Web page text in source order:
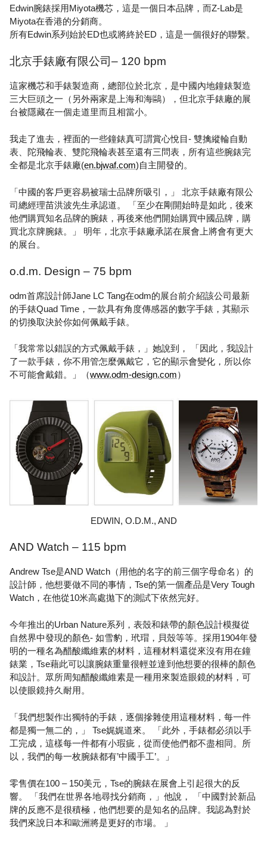
Edwin腕錶採用Miyota機芯，這是一個日本品牌，而Z-Lab是
Miyota在香港的分銷商。
所有Edwin系列始於ED也或將終於ED，這是一個很好的聯繫。
北京手錶廠有限公司– 120 bpm
這家機芯和手錶製造商，總部位於北京，是中國內地鐘錶製造
三大巨頭之一（另外兩家是上海和海鷗），但北京手錶廠的展
台被隱藏在一個走道里而且相當小。
我走了進去，裡面的一些鐘錶真可謂賞心悅目- 雙擒縱輪自動
表、陀飛輪表、雙陀飛輪表甚至還有三問表，所有這些腕錶完
全都是北京手錶廠(en.bjwaf.com)自主開發的。
「中國的客戶更容易被瑞士品牌所吸引，」 北京手錶廠有限公
司總經理苗洪波先生承認道。 「至少在剛開始時是如此，後來
他們購買知名品牌的腕錶，再後來他們開始購買中國品牌，購
買北京牌腕錶。」 明年，北京手錶廠承諾在展會上將會有更大
的展台。
o.d.m. Design – 75 bpm
odm首席設計師Jane LC Tang在odm的展台前介紹該公司最新
的手錶Quad Time，一款具有角度傳感器的數字手錶，其顯示
的切換取決於你如何佩戴手錶。
「我常常以錯誤的方式佩戴手錶，」她說到， 「因此，我設計
了一款手錶，你不用管怎麼佩戴它，它的顯示會變化，所以你
不可能會戴錯。」（www.odm-design.com）
EDWIN, O.D.M., AND
AND Watch – 115 bpm
Andrew Tse是AND Watch（用他的名字的前三個字母命名）的
設計師，他想要做不同的事情，Tse的第一個產品是Very Tough
Watch，在他從10米高處拋下的測試下依然完好。
今年推出的Urban Nature系列，表殼和錶帶的顏色設計模擬從
自然界中發現的顏色- 如雪豹，玳瑁，貝殼等等。採用1904年發
明的一種名為醋酸纖維素的材料，這種材料還從來沒有用在鐘
錶業，Tse藉此可以讓腕錶重量很輕並達到他想要的很棒的顏色
和設計。眾所周知醋酸纖維素是一種用來製造眼鏡的材料，可
以使眼鏡持久耐用。
「我們想製作出獨特的手錶，逐個摻雜使用這種材料，每一件
都是獨一無二的，」 Tse娓娓道來。 「此外，手錶都必須以手
工完成，這樣每一件都有小瑕疵，從而使他們都不盡相同。所
以，我們的每一枚腕錶都有’中國手工’。」
零售價在100 – 150美元，Tse的腕錶在展會上引起很大的反
響。 「我們在世界各地尋找分銷商，」他說， 「中國對於新品
牌的反應不是很積極，他們想要的是知名的品牌。我認為對於
我們來說日本和歐洲將是更好的市場。 」